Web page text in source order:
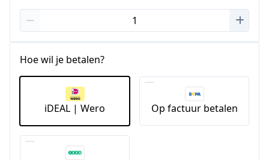
Hoe wil je betalen?
iDEAL | Wero Op factuur betalen